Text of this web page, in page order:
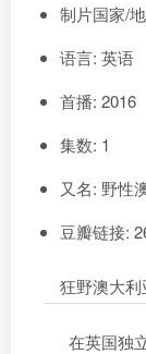
制片国家/
语言: 英语
首播: 2016
集数: 1
又名: 野性
豆瓣链接:
狂野澳大利
在英国独